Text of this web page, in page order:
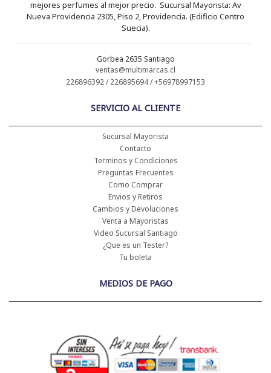
mejores perfumes al mejor precio. Sucursal Mayorista: Av
Nueva Providencia 2305, Piso 2, Providencia. (Edificio Centro
Suecia).
Gorbea 2635 Santiago
ventas@multimarcas.cl
226896392 / 226895694 / +56978997153
SERVICIO AL CLIENTE
Sucursal Mayorista
Contacto
Terminos y Condiciones
Preguntas Frecuentes
Como Comprar
Envios y Retiros
Cambios y Devoluciones
Venta a Mayoristas
Video Sucursal Santiago
¿Que es un Tester?
Tu boleta
MEDIOS DE PAGO